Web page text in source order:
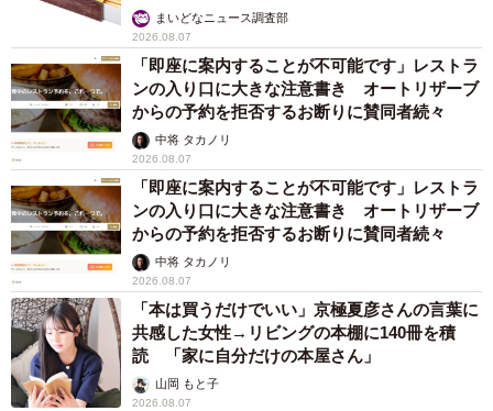
まいどなニュース調査部
2026.08.07
「即座に案内することが不可能です」レストラ
ンの入り口に大きな注意書き オートリザーブ
からの予約を拒否するお断りに賛同者続々
中将 タカノリ
2026.08.07
「即座に案内することが不可能です」レストラ
ンの入り口に大きな注意書き オートリザーブ
からの予約を拒否するお断りに賛同者続々
中将 タカノリ
2026.08.07
「本は買うだけでいい」京極夏彦さんの言葉に
共感した女性→リビングの本棚に140冊を積
読 「家に自分だけの本屋さん」
山岡 もと子
2026.08.07